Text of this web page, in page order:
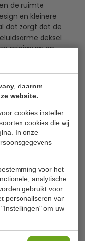
daarom
website.
cookies instellen.
cookies die wij
In onze
voor het
analytische
gebruikt voor
personaliseren van
om uw
de ruimte
en kleinere
dat zorgt dat de
deksel
minimum en
aan de omgeving
cm